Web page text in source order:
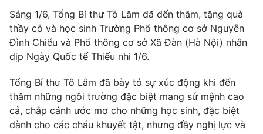
Thế giới đó đây
Câu chuyện quốc tế
Tài chính
Thị trường
Góc doanh nghiệp
Dữ liệu và đời sống
Truyền hình
Phim VTV
Hậu trường
Giải trí
Điện ảnh
Đời sống
Sáng 1/6, Tổng Bí thư Tô Lâm đã đến thăm, tặng quà
thầy cô và học sinh Trường Phổ thông cơ sở Nguyễn
Đình Chiểu và Phổ thông cơ sở Xã Đàn (Hà Nội) nhân
dịp Ngày Quốc tế Thiếu nhi 1/6.
Tổng Bí thư Tô Lâm đã bày tỏ sự xúc động khi đến
thăm những ngôi trường đặc biệt mang sứ mệnh cao
cả, chắp cánh ước mơ cho những học sinh, đặc biệt
dành cho các cháu khuyết tật, nhưng đầy nghị lực và